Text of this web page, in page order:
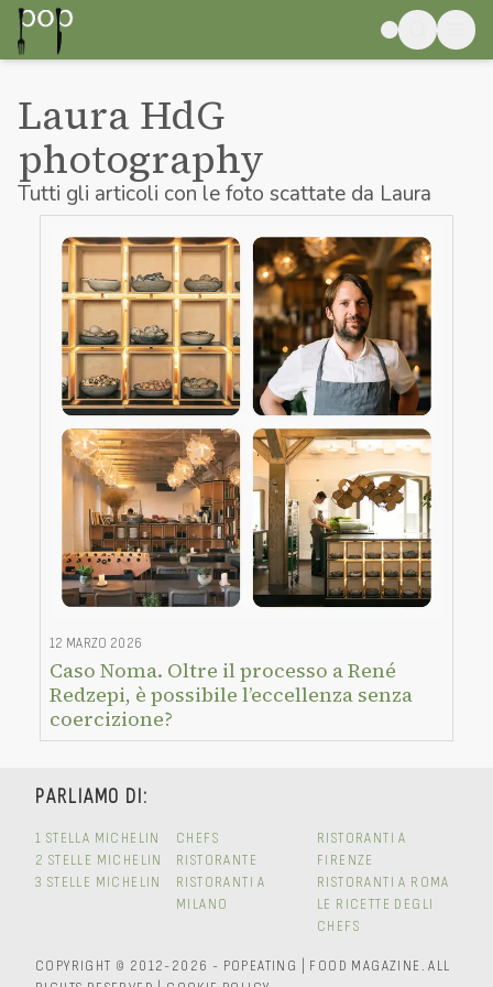
Laura HdG
photography
Tutti gli articoli con le foto scattate da Laura
12 MARZO 2026
Caso Noma. Oltre il processo a René
Redzepi, è possibile l’eccellenza senza
coercizione?
PARLIAMO DI:
1 STELLA MICHELIN
2 STELLE MICHELIN
3 STELLE MICHELIN
CHEFS
RISTORANTE
RISTORANTI A
MILANO
RISTORANTI A
FIRENZE
RISTORANTI A ROMA
LE RICETTE DEGLI
CHEFS
COPYRIGHT © 2012-2026 - POPEATING | FOOD MAGAZINE.ALL